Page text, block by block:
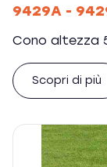
9429A -
Cono altezza
Scopri di più